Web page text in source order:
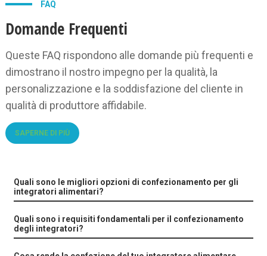
FAQ
Domande Frequenti
Queste FAQ rispondono alle domande più frequenti e
dimostrano il nostro impegno per la qualità, la
personalizzazione e la soddisfazione del cliente in
qualità di produttore affidabile.
SAPERNE DI PIÙ
Quali sono le migliori opzioni di confezionamento per gli
integratori alimentari?
Quali sono i requisiti fondamentali per il confezionamento
degli integratori?